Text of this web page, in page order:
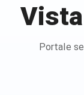
Portale